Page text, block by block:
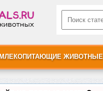
МЛЕКОПИТАЮЩИЕ ЖИВОТНЫЕ